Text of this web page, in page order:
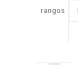
rangos